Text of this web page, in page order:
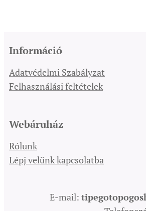
Információ
Adatvédelmi Szabályzat
Felhasználási feltételek
Webáruház
Rólunk
Lépj velünk kapcsolatba
E-mail: